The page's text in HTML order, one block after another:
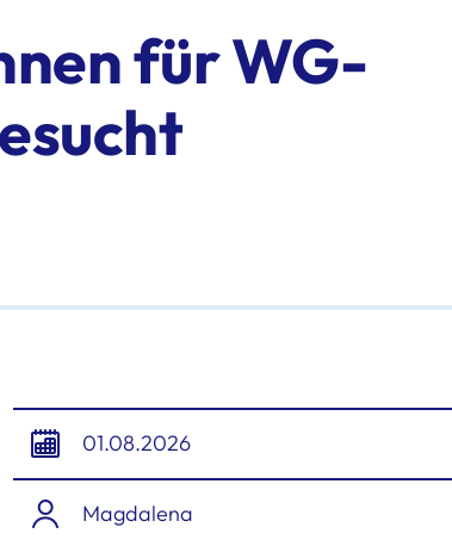
für WG-
01.08.2026
Magdalena